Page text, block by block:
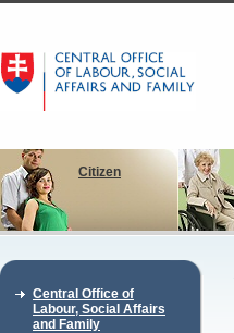
Citizen
Central Office of
Labour, Social Affairs
and Family